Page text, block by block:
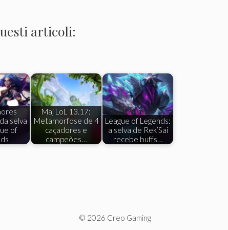
articoli:
selva
of
Maj LoL 13.17:
Metamorfose de 4
caçadores e
campeões…
League of Legends:
a selva de Rek’Sai
recebe buffs…
© 2026 Creo Gaming